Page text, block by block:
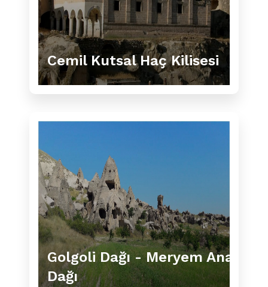
Cemil Kutsal Haç Kilisesi
Golgoli Dağı - Meryem Ana
Dağı